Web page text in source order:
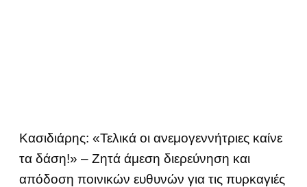
Κασιδιάρης: «Τελικά οι ανεμογεννήτριες καίνε
τα δάση!» – Ζητά άμεση διερεύνηση και
απόδοση ποινικών ευθυνών για τις πυρκαγιές